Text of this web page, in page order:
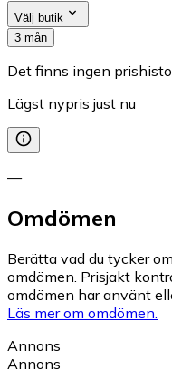
Välj butik
3 mån
Det finns ingen
Lägst nypris just nu
—
Omdömen
Berätta vad du tycker
omdömen. Prisjakt
omdömen har använt
Läs mer om omdömen.
Annons
Annons